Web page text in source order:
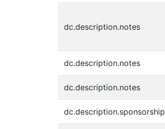
dc.description.notes
dc.description.notes
dc.description.notes
dc.description.sponsorship